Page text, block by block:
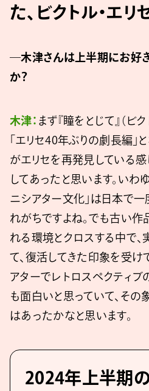
た、ビクトル・エリ
―木津さんは上半期にお好
か？
木津： まず『瞳をとじて』（ビ
「エリセ40年ぶりの劇長編」
がエリセを再発見している
してあったと思います。いわゆ
ニシアター文化」は日本で一
れがちですよね。でも古い
れる環境とクロスする中で
て、復活してきた印象を受け
アターでレトロスペクティ
も面白いと思っていて、その
はあったかなと思います。
2024年上半期の